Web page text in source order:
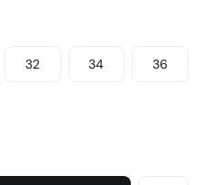
32 34 36